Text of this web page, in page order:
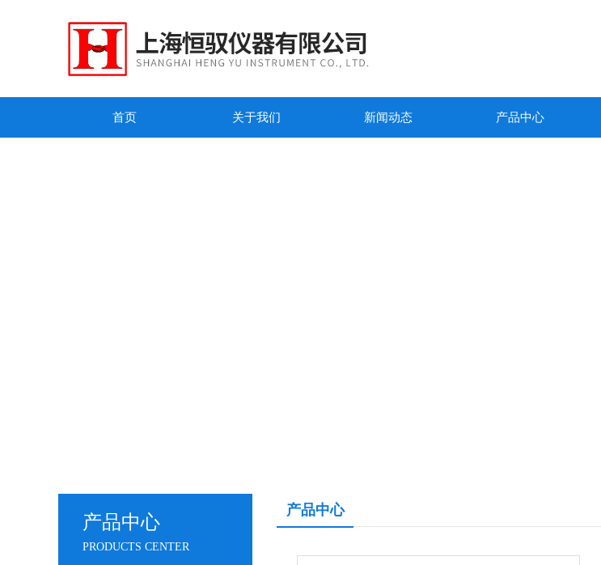
首页 关于我们 新闻动态 产品中心
产品中心
PRODUCTS CENTER
产品中心